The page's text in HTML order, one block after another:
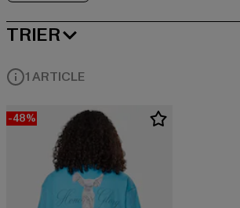
TRIER
MEILLEURES VENTES
1 ARTICLE
-48%